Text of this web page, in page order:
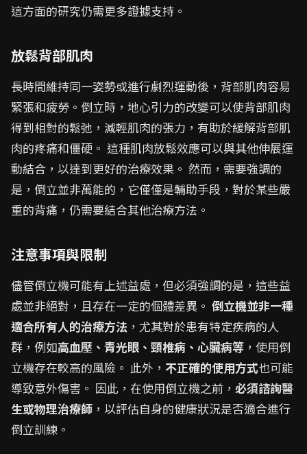
這方面的研究仍需更多證據支持。
放鬆背部肌肉
長時間維持同一姿勢或進行劇烈運動後，背部肌肉容易
緊張和疲勞。倒立時，地心引力的改變可以使背部肌肉
得到相對的鬆弛，減輕肌肉的張力，有助於緩解背部肌
肉的疼痛和僵硬。 這種肌肉放鬆效應可以與其他伸展運
動結合，以達到更好的治療效果。 然而，需要強調的
是，倒立並非萬能的，它僅僅是輔助手段，對於某些嚴
重的背痛，仍需要結合其他治療方法。
注意事項與限制
儘管倒立機可能有上述益處，但必須強調的是，這些益
處並非絕對，且存在一定的個體差異。 倒立機並非一種
適合所有人的治療方法 ，尤其對於患有特定疾病的人
群，例如高血壓、青光眼、頸椎病、心臟病等 ，使用倒
立機存在較高的風險。 此外， 不正確的使用方式也可能
導致意外傷害。 因此，在使用倒立機之前， 必須諮詢醫
生或物理治療師 ，以評估自身的健康狀況是否適合進行
倒立訓練。